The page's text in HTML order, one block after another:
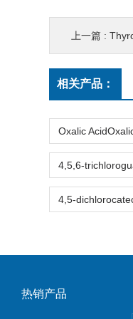
上一篇 : Thyroid
相关产品：
热销产品